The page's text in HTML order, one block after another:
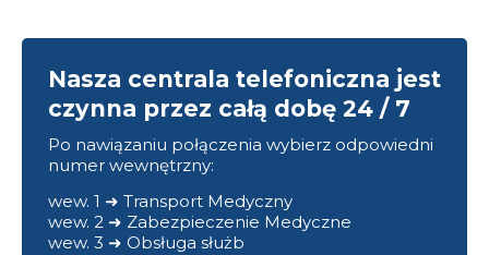
Nasza centrala telefoniczna jest
czynna przez całą dobę 24 / 7
Po nawiązaniu połączenia wybierz odpowiedni
numer wewnętrzny:
wew. 1 ➜ Transport Medyczny
wew. 2 ➜ Zabezpieczenie Medyczne
wew. 3 ➜ Obsługa służb